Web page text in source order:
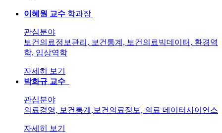
이혜원 교수 학과장
관심분야
보건의료정보관리, 보건통계, 보건의료빅데이터, 환경역
학, 임상역학
자세히 보기
박화규 교수
관심분야
의료경영, 보건통계,보건의료정보, 의료 데이터사이언스
자세히 보기